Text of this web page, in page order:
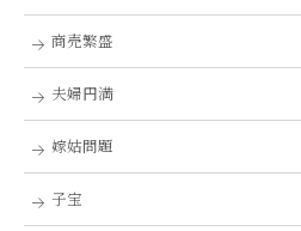
商売繁盛
夫婦円満
嫁姑問題
子宝